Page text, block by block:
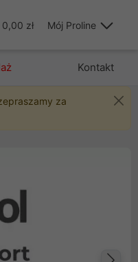
0,00 zł Mój Proline
Kontakt
za